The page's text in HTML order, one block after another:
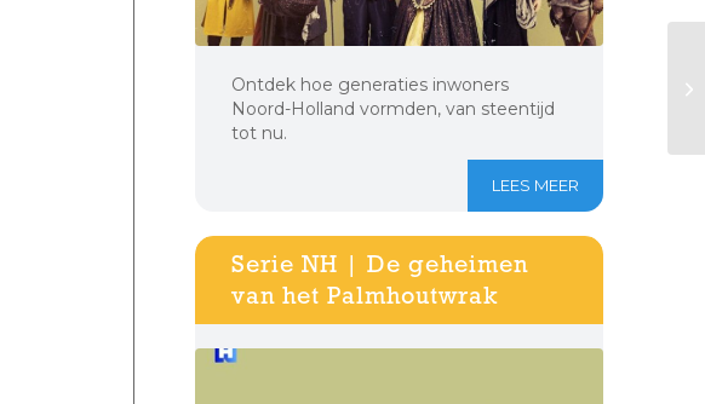
Ontdek hoe generaties inwoners
Noord-Holland vormden, van steentijd
tot nu.
LEES MEER
Serie NH | De geheimen
van het Palmhoutwrak